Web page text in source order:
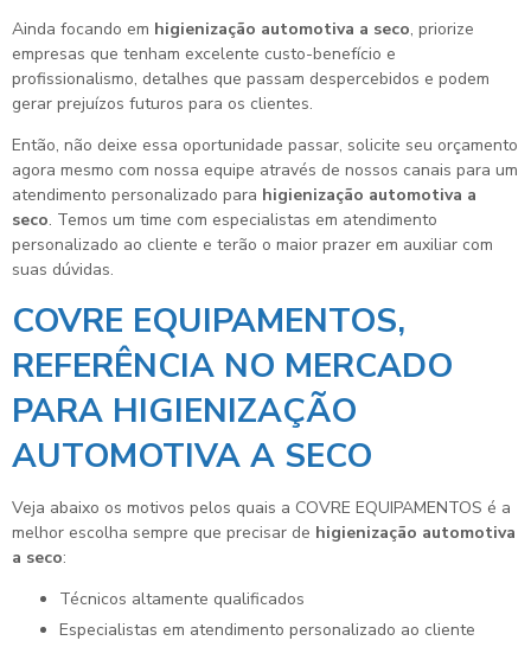
Ainda focando em higienização automotiva a seco, priorize
empresas que tenham excelente custo-benefício e
profissionalismo, detalhes que passam despercebidos e podem
gerar prejuízos futuros para os clientes.
Então, não deixe essa oportunidade passar, solicite seu orçamento
agora mesmo com nossa equipe através de nossos canais para um
atendimento personalizado para higienização automotiva a
seco. Temos um time com especialistas em atendimento
personalizado ao cliente e terão o maior prazer em auxiliar com
suas dúvidas.
COVRE EQUIPAMENTOS,
REFERÊNCIA NO MERCADO
PARA HIGIENIZAÇÃO
AUTOMOTIVA A SECO
Veja abaixo os motivos pelos quais a COVRE EQUIPAMENTOS é a
melhor escolha sempre que precisar de higienização automotiva
a seco:
técnicos altamente qualificados
especialistas em atendimento personalizado ao cliente